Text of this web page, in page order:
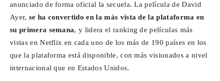
anunciado de forma oficial la secuela. La película de David
Ayer, se ha convertido en la más vista de la plataforma en
su primera semana, y lidera el ranking de películas más
vistas en Netflix en cada uno de los más de 190 países en los
que la plataforma está disponible, con más visionados a nivel
internacional que en Estados Unidos.